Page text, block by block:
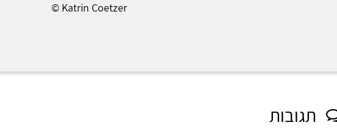
Katrin Coetzer ©
תגובות